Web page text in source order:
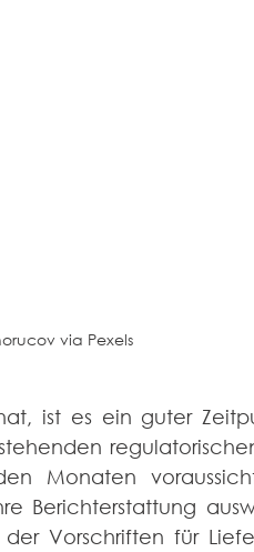
via Pexels
ist es ein guter
Monaten
Berichterstattung
Vorschriften für